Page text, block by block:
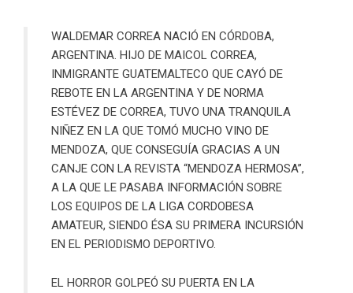
WALDEMAR CORREA NACIÓ EN CÓRDOBA,
ARGENTINA. HIJO DE MAICOL CORREA,
INMIGRANTE GUATEMALTECO QUE CAYÓ DE
REBOTE EN LA ARGENTINA Y DE NORMA
ESTÉVEZ DE CORREA, TUVO UNA TRANQUILA
NIÑEZ EN LA QUE TOMÓ MUCHO VINO DE
MENDOZA, QUE CONSEGUÍA GRACIAS A UN
CANJE CON LA REVISTA “MENDOZA HERMOSA”,
A LA QUE LE PASABA INFORMACIÓN SOBRE
LOS EQUIPOS DE LA LIGA CORDOBESA
AMATEUR, SIENDO ÉSA SU PRIMERA INCURSIÓN
EN EL PERIODISMO DEPORTIVO.
EL HORROR GOLPEÓ SU PUERTA EN LA